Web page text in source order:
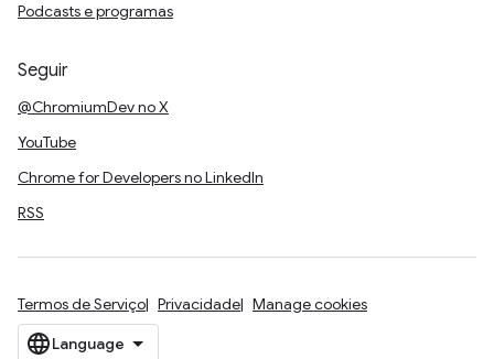
Podcasts e programas
Seguir
@ChromiumDev no X
YouTube
Chrome for Developers no LinkedIn
RSS
Termos de Serviço Privacidade Manage cookies